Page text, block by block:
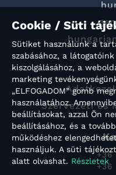
Szervezeti és
+36
+36
Cookie / Süti
Sütiket használunk a
szabásához, a
kiszolgálásához, a
marketing
„ELFOGADOM” gomb
használatához.
beállításokat, azzal Ön
beállításához, és a
működéshez
használjuk. A süti
alatt olvashat. Részletek